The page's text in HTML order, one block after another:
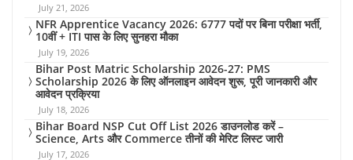
July 21, 2026
NFR Apprentice Vacancy 2026: 6777 पदों पर बिना परीक्षा भर्ती,
10वीं + ITI पास के लिए सुनहरा मौका
July 19, 2026
Bihar Post Matric Scholarship 2026-27: PMS
Scholarship 2026 के लिए ऑनलाइन आवेदन शुरू, पूरी जानकारी और
आवेदन प्रक्रिया
July 18, 2026
Bihar Board NSP Cut Off List 2026 डाउनलोड करें –
Science, Arts और Commerce तीनों की मेरिट लिस्ट जारी
July 17, 2026